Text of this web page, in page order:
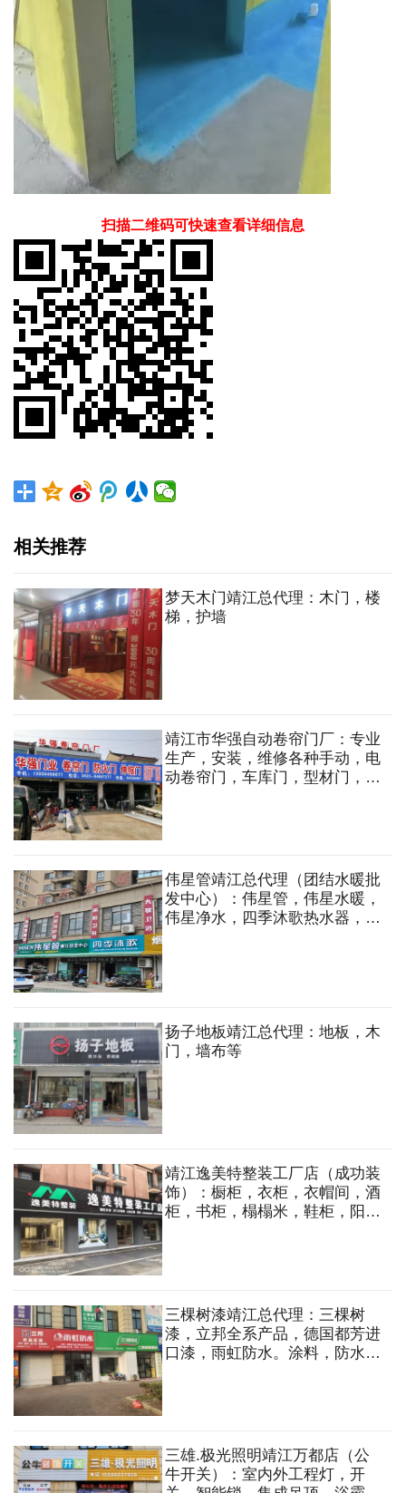
扫描二维码可快速查看详细信息
相关推荐
梦天木门靖江总代理：木门，楼
梯，护墙
靖江市华强自动卷帘门厂：专业
生产，安装，维修各种手动，电
动卷帘门，车库门，型材门，自
伟星管靖江总代理（团结水暖批
发中心）：伟星管，伟星水暖，
伟星净水，四季沐歌热水器，油
扬子地板靖江总代理：地板，木
门，墙布等
靖江逸美特整装工厂店（成功装
饰）：橱柜，衣柜，衣帽间，酒
柜，书柜，榻榻米，鞋柜，阳台
三棵树漆靖江总代理：三棵树
漆，立邦全系产品，德国都芳进
口漆，雨虹防水。涂料，防水，
三雄.极光照明靖江万都店（公
牛开关）：室内外工程灯，开